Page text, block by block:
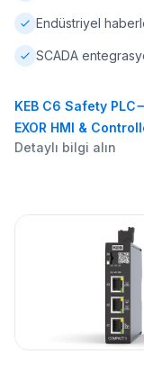
Endüstriyel
SCADA
KEB C6 Safety PLC
EXOR HMI &
Detaylı bilgi alın